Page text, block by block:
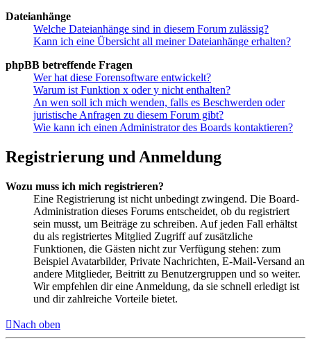
Dateianhänge
Welche Dateianhänge sind in diesem Forum zulässig?
Kann ich eine Übersicht all meiner Dateianhänge erhalten?
phpBB betreffende Fragen
Wer hat diese Forensoftware entwickelt?
Warum ist Funktion x oder y nicht enthalten?
An wen soll ich mich wenden, falls es Beschwerden oder
juristische Anfragen zu diesem Forum gibt?
Wie kann ich einen Administrator des Boards kontaktieren?
Registrierung und Anmeldung
Wozu muss ich mich registrieren?
Eine Registrierung ist nicht unbedingt zwingend. Die Board-
Administration dieses Forums entscheidet, ob du registriert
sein musst, um Beiträge zu schreiben. Auf jeden Fall erhältst
du als registriertes Mitglied Zugriff auf zusätzliche
Funktionen, die Gästen nicht zur Verfügung stehen: zum
Beispiel Avatarbilder, Private Nachrichten, E-Mail-Versand an
andere Mitglieder, Beitritt zu Benutzergruppen und so weiter.
Wir empfehlen dir eine Anmeldung, da sie schnell erledigt ist
und dir zahlreiche Vorteile bietet.
Nach oben